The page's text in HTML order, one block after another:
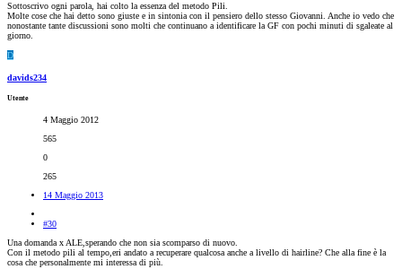
Sottoscrivo ogni parola, hai colto la essenza del metodo Pili.
Molte cose che hai detto sono giuste e in sintonia con il pensiero dello stesso Giovanni. Anche io vedo che
nonostante tante discussioni sono molti che continuano a identificare la GF con pochi minuti di sgaleate al
giorno.
D
davids234
Utente
4 Maggio 2012
565
0
265
14 Maggio 2013
#30
Una domanda x ALE,sperando che non sia scomparso di nuovo.
Con il metodo pili al tempo,eri andato a recuperare qualcosa anche a livello di hairline? Che alla fine è la
cosa che personalmente mi interessa di più.